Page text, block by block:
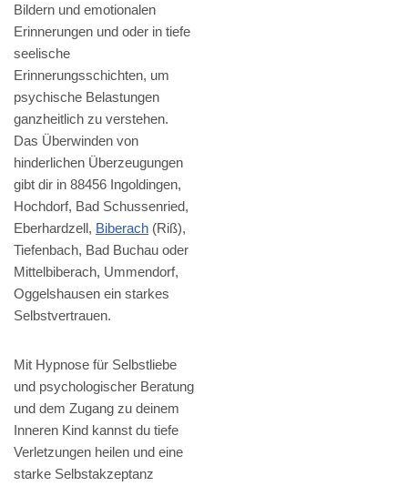
Bildern und emotionalen
Erinnerungen und oder in tiefe
seelische
Erinnerungsschichten, um
psychische Belastungen
ganzheitlich zu verstehen.
Das Überwinden von
hinderlichen Überzeugungen
gibt dir in 88456 Ingoldingen,
Hochdorf, Bad Schussenried,
Eberhardzell, Biberach (Riß),
Tiefenbach, Bad Buchau oder
Mittelbiberach, Ummendorf,
Oggelshausen ein starkes
Selbstvertrauen.
Mit Hypnose für Selbstliebe
und psychologischer Beratung
und dem Zugang zu deinem
Inneren Kind kannst du tiefe
Verletzungen heilen und eine
starke Selbstakzeptanz